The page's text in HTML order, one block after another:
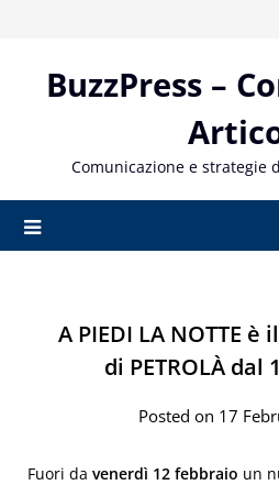
contentBuzzPress –
Comunicazione e strategie
A PIEDI LA NOTTE
di PETROLÀ dal
Posted on 17
Fuori da venerdì 12 febbraio un